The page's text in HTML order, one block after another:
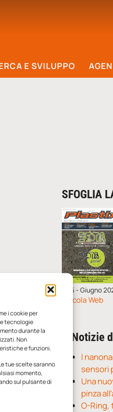
i cookie per
tecnologie
durante la
Non
e funzioni.
tue scelte saranno
momento,
sul pulsante di
E SVILUPPO
SFOGLIA
n.5 - Giugno
Edicola Web
Notizie
I
sensori
Una
pinza
O-Ring,